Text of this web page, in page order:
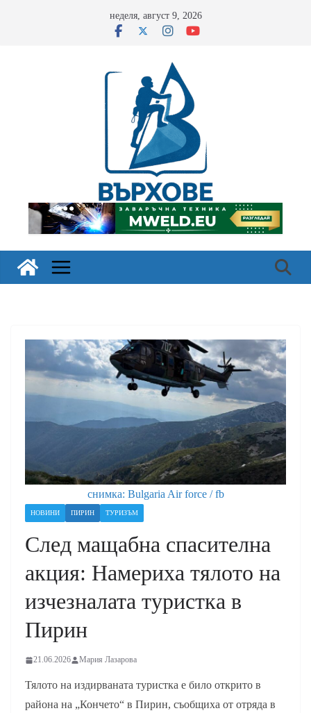
неделя, август 9, 2026
снимка: Bulgaria Air force / fb
НОВИНИ ПИРИН ТУРИЗЪМ
След мащабна спасителна
акция: Намериха тялото на
изчезналата туристка в
Пирин
21.06.2026 Мария Лазарова
Тялото на издирваната туристка е било открито в
района на „Кончето“ в Пирин, съобщиха от отряда в